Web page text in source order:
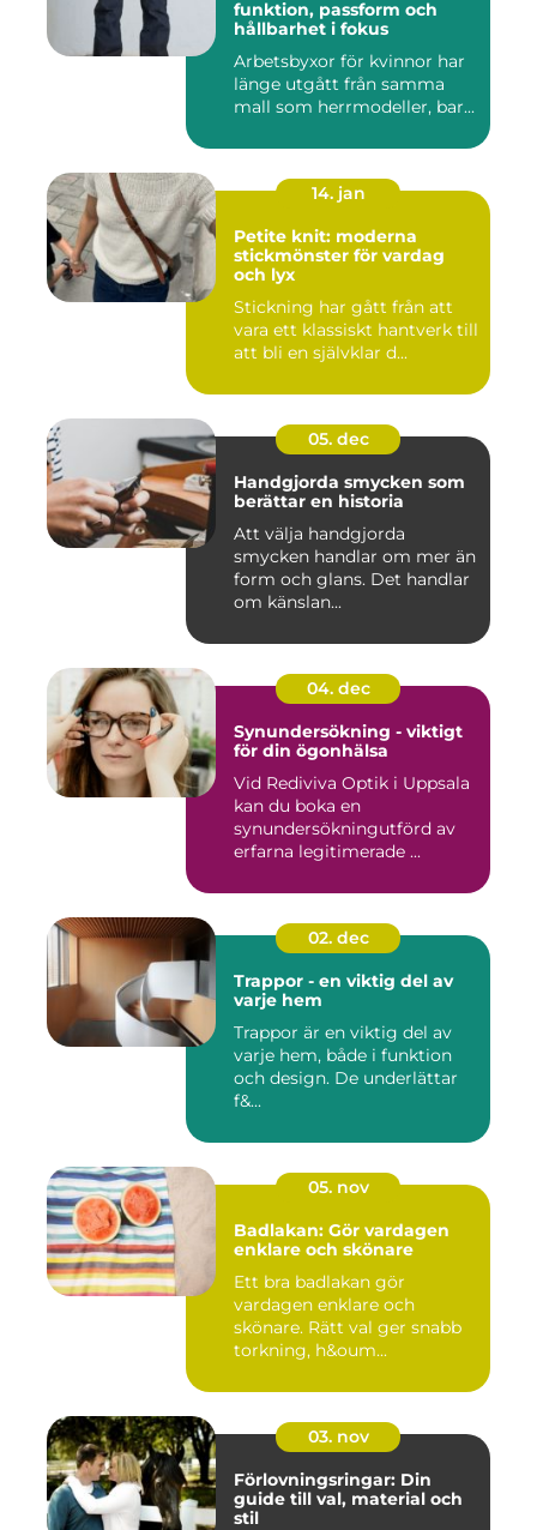
funktion, passform och
hållbarhet i fokus
Arbetsbyxor för kvinnor har
länge utgått från samma
mall som herrmodeller, bar...
14. jan
Petite knit: moderna
stickmönster för vardag
och lyx
Stickning har gått från att
vara ett klassiskt hantverk till
att bli en självklar d...
05. dec
Handgjorda smycken som
berättar en historia
Att välja handgjorda
smycken handlar om mer än
form och glans. Det handlar
om känslan...
04. dec
Synundersökning - viktigt
för din ögonhälsa
Vid Rediviva Optik i Uppsala
kan du boka en
synundersökningutförd av
erfarna legitimerade ...
02. dec
Trappor - en viktig del av
varje hem
Trappor är en viktig del av
varje hem, både i funktion
och design. De underlättar
f&...
05. nov
Badlakan: Gör vardagen
enklare och skönare
Ett bra badlakan gör
vardagen enklare och
skönare. Rätt val ger snabb
torkning, h&oum...
03. nov
Förlovningsringar: Din
guide till val, material och
stil